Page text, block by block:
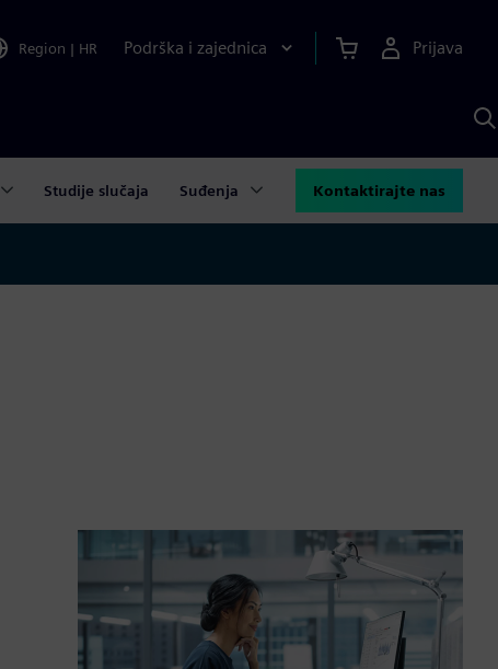
Region | HR Podrška i zajednica Prijava
Studije slučaja Suđenja Kontaktirajte nas